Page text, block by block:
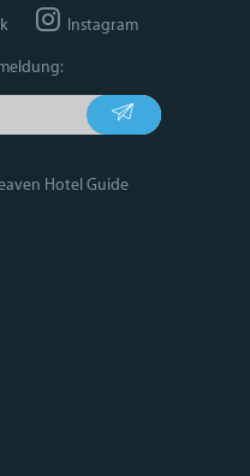
Instagram
Hotel Guide